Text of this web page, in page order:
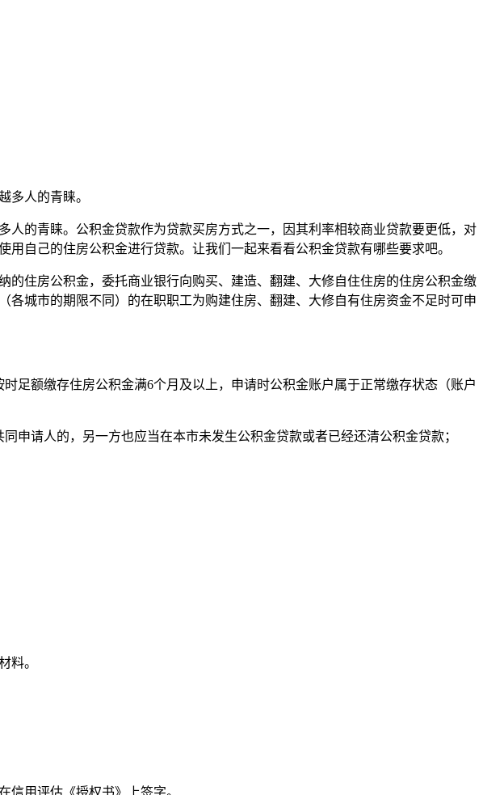
多人的青睐。
的青睐。公积金贷款作为贷款买房方式之一，因其利率相较商业贷款要更低，对
自己的住房公积金进行贷款。让我们一起来看看公积金贷款有哪些要求吧。
住房公积金，委托商业银行向购买、建造、翻建、大修自住住房的住房公积金缴
城市的期限不同）的在职职工为购建住房、翻建、大修自有住房资金不足时可申
足额缴存住房公积金满6个月及以上，申请时公积金账户属于正常缴存状态（账户
申请人的，另一方也应当在本市未发生公积金贷款或者已经还清公积金贷款；
料。
用评估《授权书》上签字。